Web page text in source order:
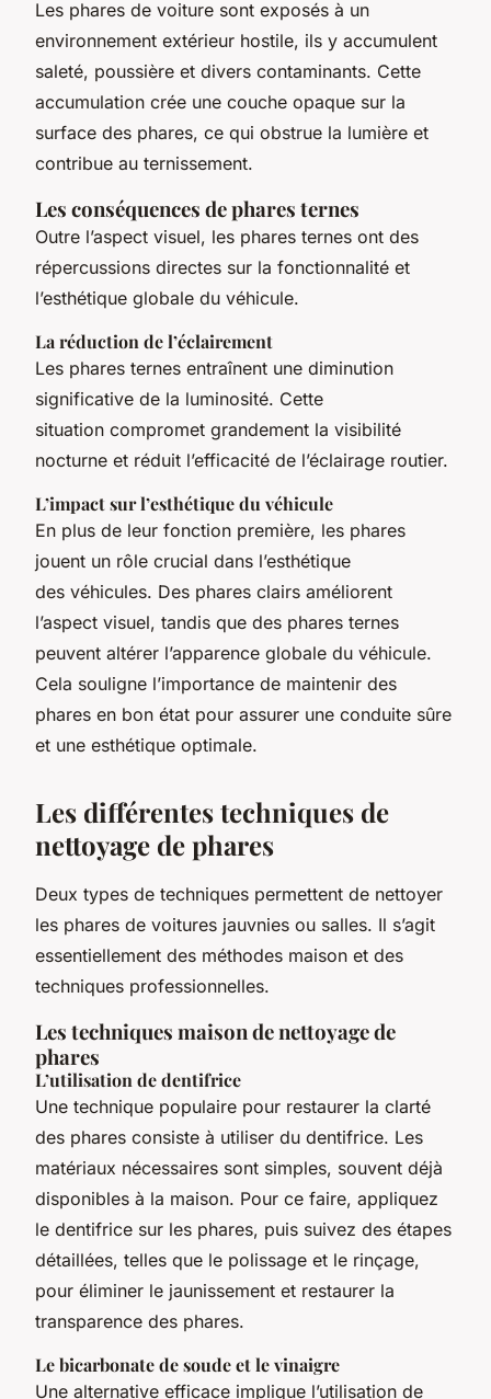
Les phares de voiture sont exposés à un
environnement extérieur hostile, ils y accumulent
saleté, poussière et divers contaminants. Cette
accumulation crée une couche opaque sur la
surface des phares, ce qui obstrue la lumière et
contribue au ternissement.
Les conséquences de phares ternes
Outre l’aspect visuel, les phares ternes ont des
répercussions directes sur la fonctionnalité et
l’esthétique globale du véhicule.
La réduction de l’éclairement
Les phares ternes entraînent une diminution
significative de la luminosité. Cette
situation compromet grandement la visibilité
nocturne et réduit l’efficacité de l’éclairage routier.
L’impact sur l’esthétique du véhicule
En plus de leur fonction première, les phares
jouent un rôle crucial dans l’esthétique
des véhicules. Des phares clairs améliorent
l’aspect visuel, tandis que des phares ternes
peuvent altérer l’apparence globale du véhicule.
Cela souligne l’importance de maintenir des
phares en bon état pour assurer une conduite sûre
et une esthétique optimale.
Les différentes techniques de
nettoyage de phares
Deux types de techniques permettent de nettoyer
les phares de voitures jauvnies ou salles. Il s’agit
essentiellement des méthodes maison et des
techniques professionnelles.
Les techniques maison de nettoyage de
phares
L’utilisation de dentifrice
Une technique populaire pour restaurer la clarté
des phares consiste à utiliser du dentifrice. Les
matériaux nécessaires sont simples, souvent déjà
disponibles à la maison. Pour ce faire, appliquez
le dentifrice sur les phares, puis suivez des étapes
détaillées, telles que le polissage et le rinçage,
pour éliminer le jaunissement et restaurer la
transparence des phares.
Le bicarbonate de soude et le vinaigre
Une alternative efficace implique l’utilisation de